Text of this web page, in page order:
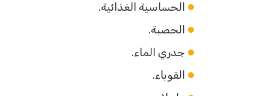
الحساسية الغذائية.
الحصبة.
جدري الماء.
القوباء.